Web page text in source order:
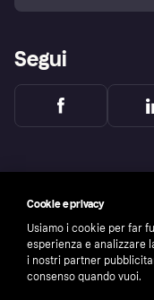
Segui
Cookie e privacy
Usiamo i cookie per far
esperienza e analizzare
i nostri partner
consenso quando vuoi.